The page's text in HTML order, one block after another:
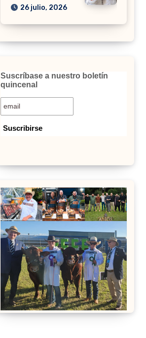
26 julio, 2026
Suscríbase a nuestro boletín
quincenal